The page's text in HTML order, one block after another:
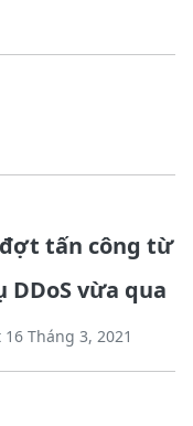
đợt tấn công từ
DDoS vừa qua
Tháng 3, 2021